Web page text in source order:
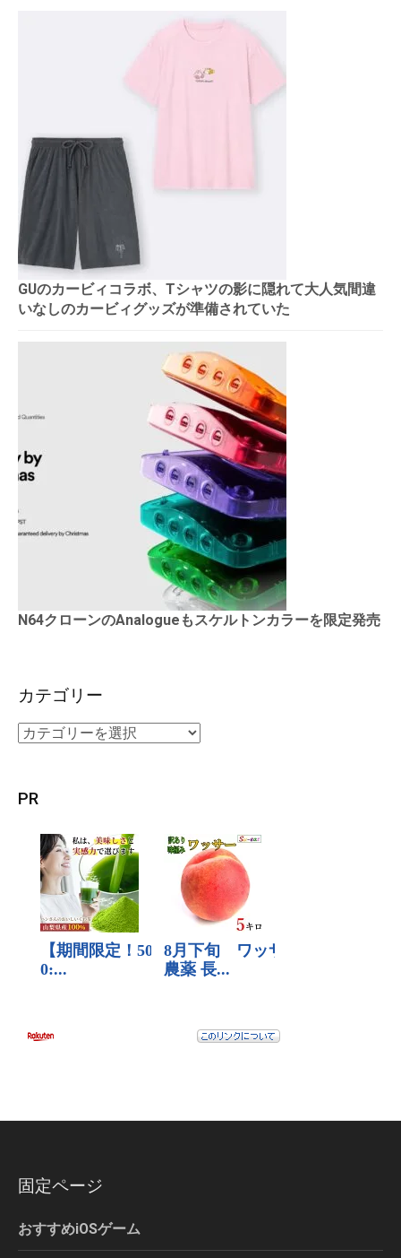
GUのカービィコラボ、Tシャツの影に隠れて大人気間違
いなしのカービィグッズが準備されていた
N64クローンのAnalogueもスケルトンカラーを限定発売
カテゴリー
PR
固定ページ
おすすめiOSゲーム